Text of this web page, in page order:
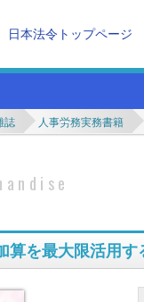
日本法令トップページ
誌 人事労務実務書籍
算を最大限活用